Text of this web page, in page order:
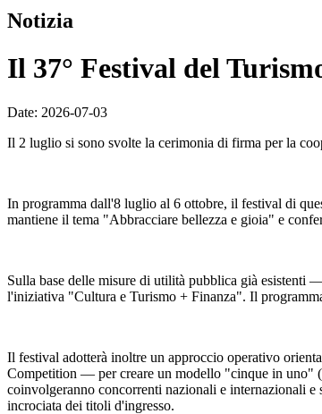
Notizia
Il 37° Festival del
Date: 2026-07-03
Il 2 luglio si sono svolte la cerimonia di firma per la
In programma dall'8 luglio al 6 ottobre, il festival di
mantiene il tema "Abbracciare bellezza e gioia" e
Sulla base delle misure di utilità pubblica già esistenti
l'iniziativa "Cultura e Turismo + Finanza". Il
Il festival adotterà inoltre un approccio operativo
Competition — per creare un modello "cinque in uno"
coinvolgeranno concorrenti nazionali e internazionali
incrociata dei titoli d'ingresso.